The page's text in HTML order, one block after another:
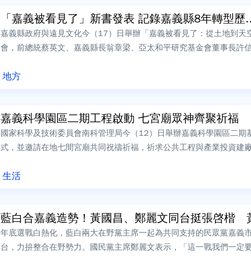
地方
「嘉義被看見了」新書發表 記錄嘉義縣8年轉型
嘉義縣政府與遠見文化今（17）日舉辦「嘉義被看見了：從土地到天
會，前總統蔡英文、嘉義縣長翁章梁、亞太和平研究基金會董事長許
生活
嘉義科學園區二期工程啟動 七宮廟眾神齊聚祈福
國家科學及技術委員會南科管理局今（12）日舉辦嘉義科學園區二期
式，並邀請在地七間宮廟共同祝禱祈福，祈求公共工程與產業投資建
藍白合嘉義造勢！黃國昌、鄭麗文同台挺張啓楷
年底選戰白熱化，藍白兩大在野黨主席一起為共同支持的民眾黨嘉義
台，力拚整合在野勢力。國民黨主席鄭麗文表示，「這一戰我們一定